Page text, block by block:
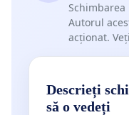
Autorul
acționat.
Descrieți
să o vedeți